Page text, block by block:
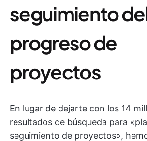
seguimiento
progreso de
proyectos
En lugar de dejarte con los 14
resultados de búsqueda para
seguimiento de proyectos»,